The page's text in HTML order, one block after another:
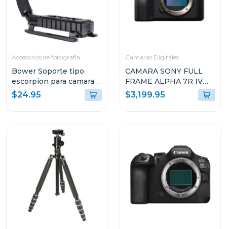
Accesorios de fotografía
Bower Soporte tipo
escorpion para camaras
dSLR
$24.95
Camaras Digitales
CAMARA SONY FULL
FRAME ALPHA 7R IV
DE 35MM Y 61MP
(SOLO CUERPO)
$3,199.95